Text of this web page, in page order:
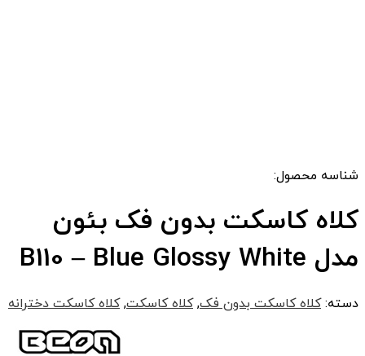
شناسه محصول:
کلاه کاسکت بدون فک بئون
مدل B110 – Blue Glossy White
دسته:کلاه کاسکت بدون فک,کلاه کاسکت,کلاه کاسکت دخترانه